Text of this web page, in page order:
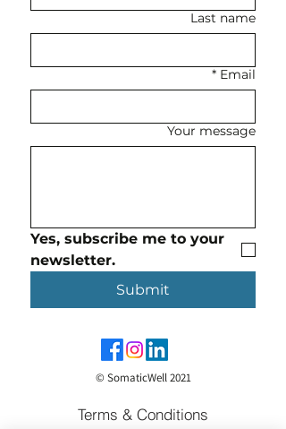
Last name
Email
*
Your message
Yes, subscribe me to your
newsletter.
Submit
© SomaticWell 2021
Terms & Conditions